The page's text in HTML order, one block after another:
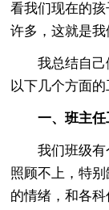
看我们现在的
许多，这就是我
我总结自
以下几个方面的
一、班主
我们班级
照顾不上，特
的情绪，和各